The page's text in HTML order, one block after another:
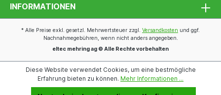
INFORMATIONEN
* Alle Preise exkl. gesetzl. Mehrwertsteuer zzgl. Versandkosten und ggf.
Nachnahmegebühren, wenn nicht anders angegeben.
eltec mehring ag © Alle Rechte vorbehalten
Diese Website verwendet Cookies, um eine bestmögliche
Erfahrung bieten zu können. Mehr Informationen ...